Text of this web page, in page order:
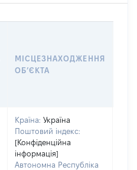
МІСЦЕЗНАХОДЖЕННЯ
ОБʼЄКТА
Країна: Україна
Поштовий індекс:
[Конфіденційна
інформація]
Автономна Республіка